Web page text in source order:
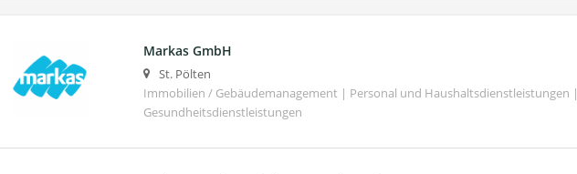
Markas GmbH
St. Pölten
Immobilien / Gebäudemanagement | Personal und Haushaltsdienstleistungen |
Gesundheitsdienstleistungen